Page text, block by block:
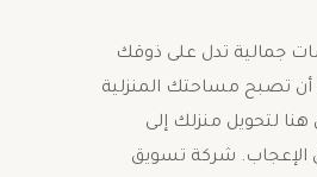
جمالية تدل على ذوقك
أن تصبح مساحتك المنزلية
لتحويل منزلك إلى
الإعجاب. شركة تسويق